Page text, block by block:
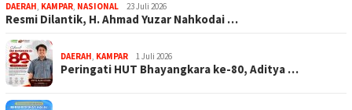
DAERAH, KAMPAR, NASIONAL 23 Juli 2026
Resmi Dilantik, H. Ahmad Yuzar Nahkodai …
DAERAH, KAMPAR 1 Juli 2026
Peringati HUT Bhayangkara ke-80, Aditya …